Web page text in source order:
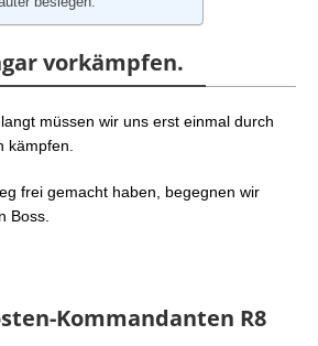
vorkämpfen.
müssen wir uns erst einmal durch
kämpfen.
frei gemacht haben, begegnen wir
Boss.
Kommandanten R8